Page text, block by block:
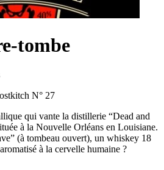
tombe
N° 27
qui vante la distillerie “Dead and
à la Nouvelle Orléans en Louisiane.
(à tombeau ouvert), un whiskey 18
à la cervelle humaine ?